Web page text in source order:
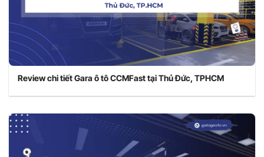
Review chi tiết Gara ô tô CCMFast tại Thủ Đức, TPHCM